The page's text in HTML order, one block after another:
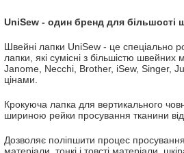
UniSew - один бренд для
Швейні лапки UniSew - це спеціально
лапки, які сумісні з більшістю
Janome, Necchi, Brother, iSew, Singer,
цінами.
Крокуюча лапка для вертикального
шириною рейки просування тканини
Дозволяє поліпшити процес